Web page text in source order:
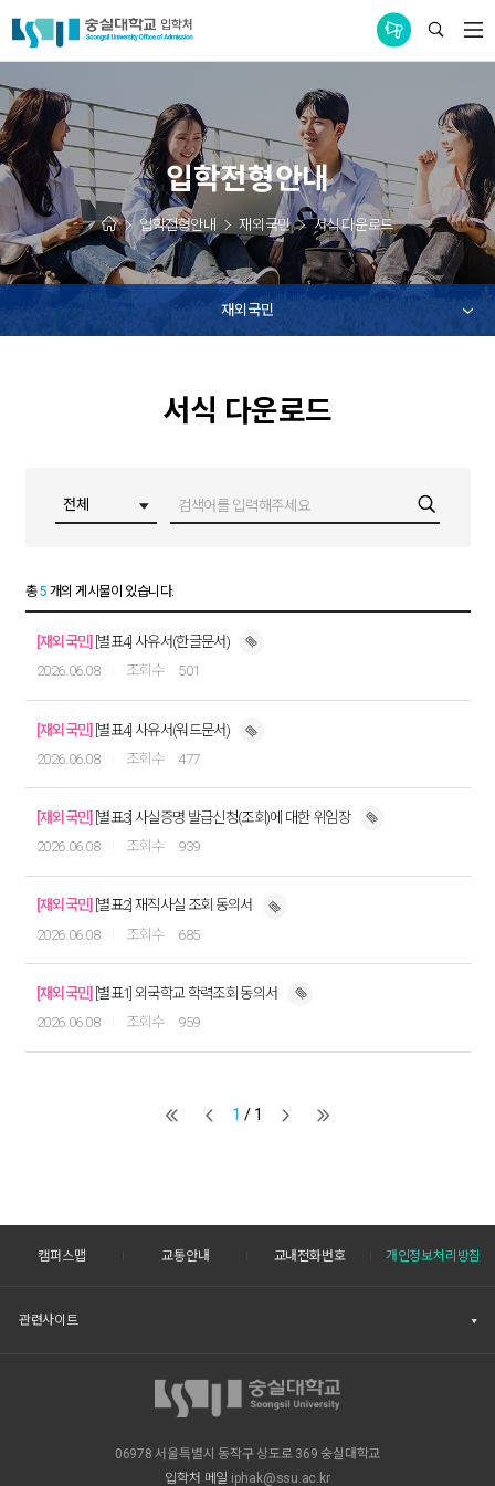
통합공지사항
입학전형안내
입학전형안내 재외국민 서식 다운로드
재외국민
서식 다운로드
총5 개의 게시물이 있습니다.
[재외국민] [별표4] 사유서(한글문서)
2026.06.08
501
[재외국민] [별표4] 사유서(워드문서)
2026.06.08
477
[재외국민] [별표3] 사실증명 발급신청(조회)에 대한 위임장
2026.06.08
939
[재외국민] [별표2] 재직사실 조회 동의서
2026.06.08
685
[재외국민] [별표1] 외국학교 학력조회 동의서
2026.06.08
959
1 / 1
캠퍼스맵 교통안내 교내전화번호 개인정보처리방침
관련사이트
06978 서울특별시 동작구 상도로 369 숭실대학교
입학처 메일 iphak@ssu.ac.kr